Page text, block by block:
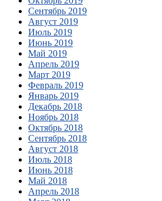
Сентябрь 2019
Август 2019
Июль 2019
Июнь 2019
Май 2019
Апрель 2019
Март 2019
Февраль 2019
Январь 2019
Декабрь 2018
Ноябрь 2018
Октябрь 2018
Сентябрь 2018
Август 2018
Июль 2018
Июнь 2018
Май 2018
Апрель 2018